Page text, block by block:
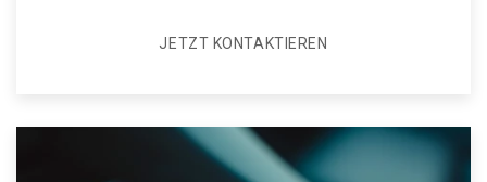
JETZT KONTAKTIEREN